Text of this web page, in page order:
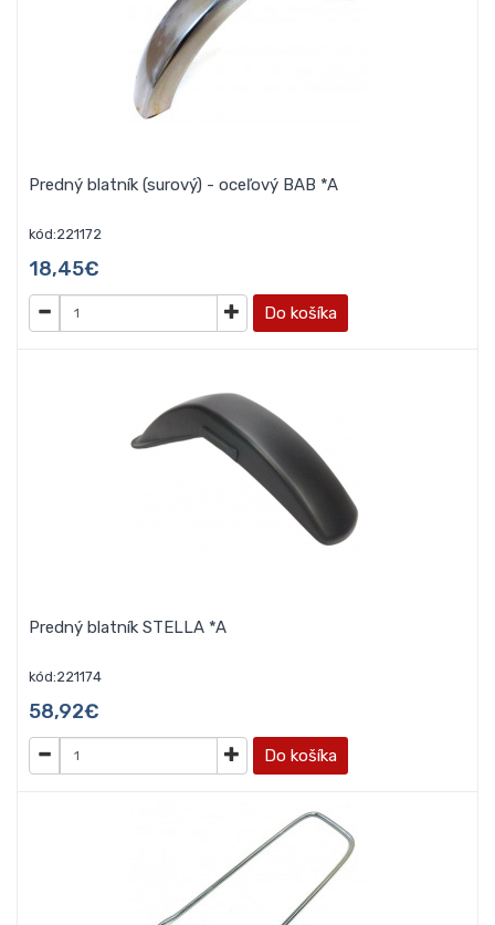
Predný blatník (surový) - oceľový BAB *A
kód:221172
18,45€
Do košíka
Predný blatník STELLA *A
kód:221174
58,92€
Do košíka